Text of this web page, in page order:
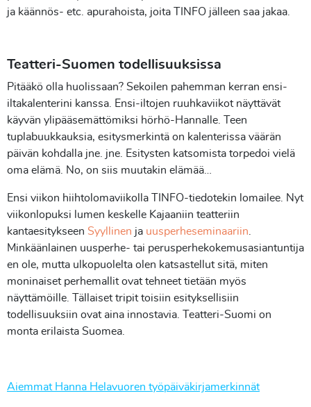
ja käännös- etc. apurahoista, joita TINFO jälleen saa jakaa.
Teatteri-Suomen todellisuuksissa
Pitääkö olla huolissaan? Sekoilen pahemman kerran ensi-
iltakalenterini kanssa. Ensi-iltojen ruuhkaviikot näyttävät
käyvän ylipääsemättömiksi hörhö-Hannalle. Teen
tuplabuukkauksia, esitysmerkintä on kalenterissa väärän
päivän kohdalla jne. jne. Esitysten katsomista torpedoi vielä
oma elämä. No, on siis muutakin elämää…
Ensi viikon hiihtolomaviikolla TINFO-tiedotekin lomailee. Nyt
viikonlopuksi lumen keskelle Kajaaniin teatteriin
kantaesitykseen Syyllinen ja uusperheseminaariin
Minkäänlainen uusperhe- tai perusperhekokemusasiantuntija
en ole, mutta ulkopuolelta olen katsastellut sitä, miten
moninaiset perhemallit ovat tehneet tietään myös
näyttämöille. Tällaiset tripit toisiin esityksellisiin
todellisuuksiin ovat aina innostavia. Teatteri-Suomi on
monta erilaista Suomea.
Aiemmat Hanna Helavuoren työpäiväkirjamerkinnät